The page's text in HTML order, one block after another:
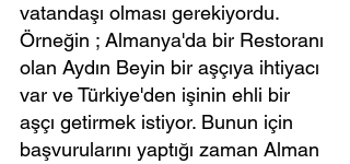
vatandaşı olması gerekiyordu.
Örneğin ; Almanya'da bir Restoranı
olan Aydın Beyin bir aşçıya ihtiyacı
var ve Türkiye'den işinin ehli bir
aşçı getirmek istiyor. Bunun için
başvurularını yaptığı zaman Alman